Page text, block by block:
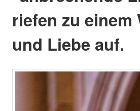
riefen zu
und Liebe auf.